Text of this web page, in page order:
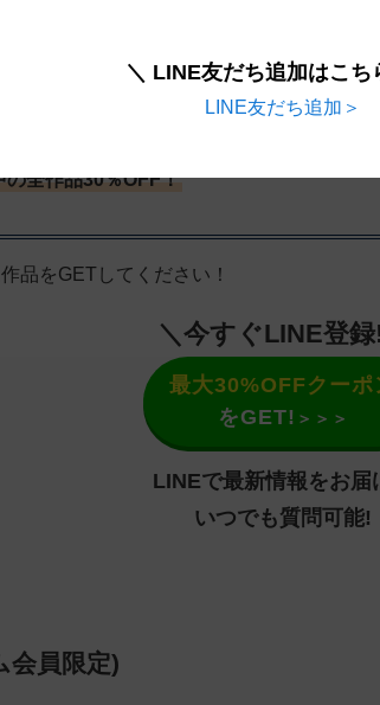
OFF対象作品】
外作品】 ＋LINE限定30％OFFクーポン
全作品30％OFF！
品をGETしてください！
＼今すぐLINE登録
最大30%OFFクーポ
をGET! ＞＞＞
LINEで最新情報をお届
いつでも質問可能!
会員限定)
＼ LINE友だち追加はこち
LINE友だち追加＞